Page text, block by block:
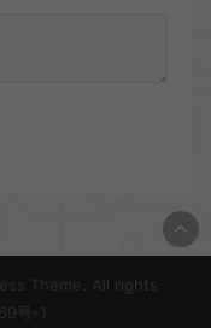
Theme. All rights
号-1